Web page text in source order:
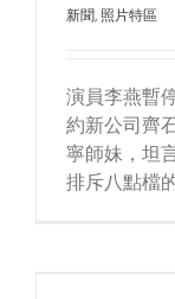
新聞, 照片特區
演員李燕暫
約新公司齊
寧師妹，坦
排斥八點檔